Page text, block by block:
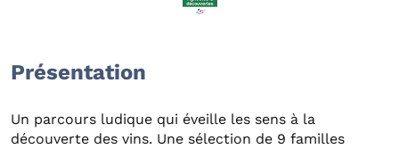
Présentation
Un parcours ludique qui éveille les sens à la
découverte des vins. Une sélection de 9 familles